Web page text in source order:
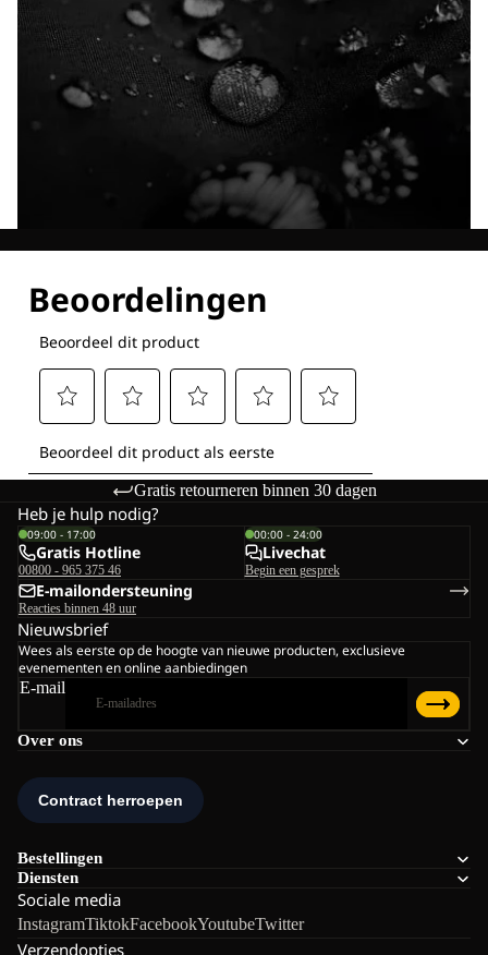
Gratis retourneren binnen 30 dagen
Over ons
Bestellingen
Diensten
Sociale media
InstagramTiktokFacebookYoutubeTwitter
Verzendopties
Heb je hulp nodig?
09:00 - 17:00
Gratis Hotline
00800 - 965 375 46
00:00 - 24:00
Livechat
Begin een gesprek
E-mailondersteuning
Reacties binnen 48 uur
Nieuwsbrief
Wees als eerste op de hoogte van nieuwe producten, exclusieve
evenementen en online aanbiedingen
E-mail